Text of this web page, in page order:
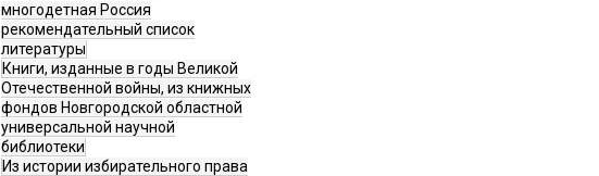
многодетная Россия
рекомендательный список
литературы
Книги, изданные в годы Великой
Отечественной войны, из книжных
фондов Новгородской областной
универсальной научной
библиотеки
Из истории избирательного права